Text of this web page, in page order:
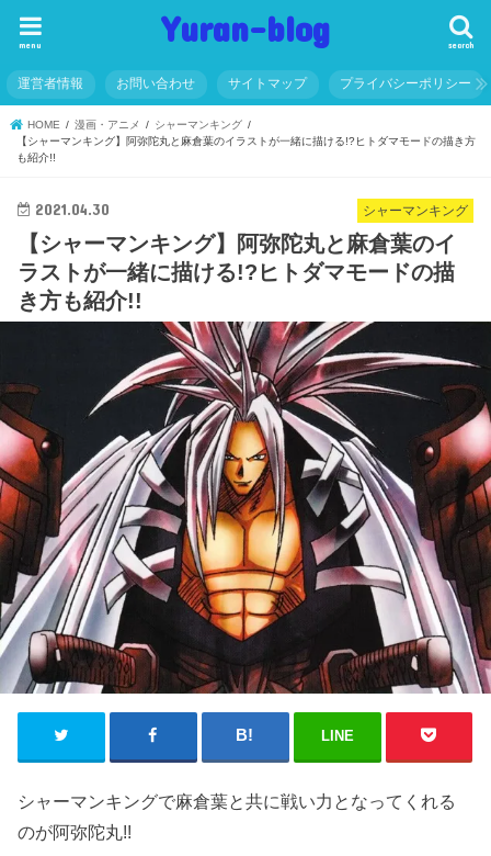
Yuran-blog search
menu
運営者情報 お問い合わせ サイトマップ プライバシーポリシー
HOME 漫画・アニメ
シャーマンキング
【シャーマンキング】阿弥陀丸と麻倉葉のイラストが一緒に描ける!?ヒトダマモードの描き方
も紹介!!
シャーマンキング
2021.04.30
【シャーマンキング】阿弥陀丸と麻倉葉のイ
ラストが一緒に描ける!?ヒトダマモードの描
き方も紹介!!
LINE
シャーマンキングで麻倉葉と共に戦い力となってくれる
のが阿弥陀丸!!